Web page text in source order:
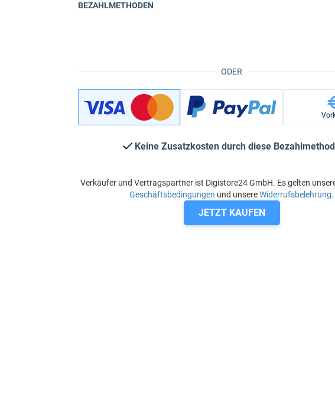
ODER
BEZAHLMETHODEN
Keine Zusatzkosten durch diese
Verkäufer und Vertragspartner ist Digistore24 GmbH. Es gelten
Geschäftsbedingungen und unsereWiderrufsbelehrung.
JETZT KAUFEN